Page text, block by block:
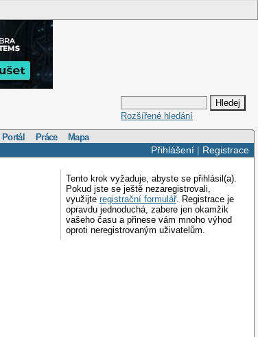
Rozšířené hledání
Portál Práce Mapa
Přihlášení| Registrace
Tento krok vyžaduje, abyste se přihlásil(a).
Pokud jste se ještě nezaregistrovali,
využijte registrační formulář. Registrace je
opravdu jednoduchá, zabere jen okamžik
vašeho času a přinese vám mnoho výhod
oproti neregistrovaným uživatelům.